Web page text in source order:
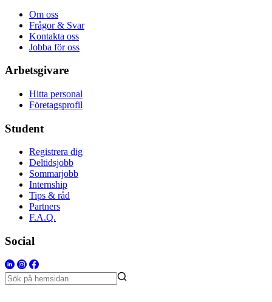
Om oss
Frågor & Svar
Kontakta oss
Jobba för oss
Arbetsgivare
Hitta personal
Företagsprofil
Student
Registrera dig
Deltidsjobb
Sommarjobb
Internship
Tips & råd
Partners
F.A.Q.
Social